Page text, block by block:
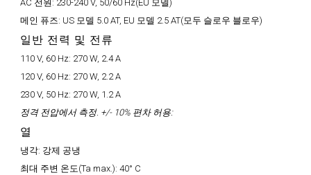
AC 전원: 230-240 V, 50/60 Hz(EU 모델)
메인 퓨즈: US 모델 5.0 AT, EU 모델 2.5 AT(모두 슬로우 블로우)
일반 전력 및 전류
110 V, 60 Hz: 270 W, 2.4 A
120 V, 60 Hz: 270 W, 2.2 A
230 V, 50 Hz: 270 W, 1.2 A
정격 전압에서 측정. +/- 10% 편차 허용:
열
냉각: 강제 공냉
최대 주변 온도(Ta max.): 40° C